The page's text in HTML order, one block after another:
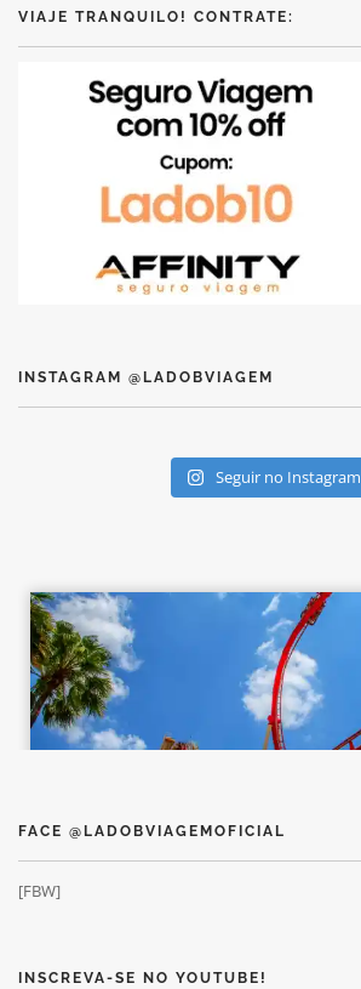
VIAJE TRANQUILO! CONTRATE:
INSTAGRAM @LADOBVIAGEM
Seguir no Instagram
FACE @LADOBVIAGEMOFICIAL
[FBW]
INSCREVA-SE NO YOUTUBE!